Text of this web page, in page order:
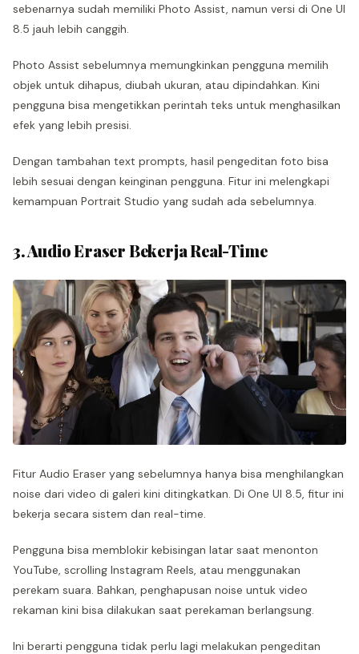
sebenarnya sudah memiliki Photo Assist, namun versi di One UI
8.5 jauh lebih canggih.
Photo Assist sebelumnya memungkinkan pengguna memilih
objek untuk dihapus, diubah ukuran, atau dipindahkan. Kini
pengguna bisa mengetikkan perintah teks untuk menghasilkan
efek yang lebih presisi.
Dengan tambahan text prompts, hasil pengeditan foto bisa
lebih sesuai dengan keinginan pengguna. Fitur ini melengkapi
kemampuan Portrait Studio yang sudah ada sebelumnya.
3. Audio Eraser Bekerja Real-Time
Fitur Audio Eraser yang sebelumnya hanya bisa menghilangkan
noise dari video di galeri kini ditingkatkan. Di One UI 8.5, fitur ini
bekerja secara sistem dan real-time.
Pengguna bisa memblokir kebisingan latar saat menonton
YouTube, scrolling Instagram Reels, atau menggunakan
perekam suara. Bahkan, penghapusan noise untuk video
rekaman kini bisa dilakukan saat perekaman berlangsung.
Ini berarti pengguna tidak perlu lagi melakukan pengeditan